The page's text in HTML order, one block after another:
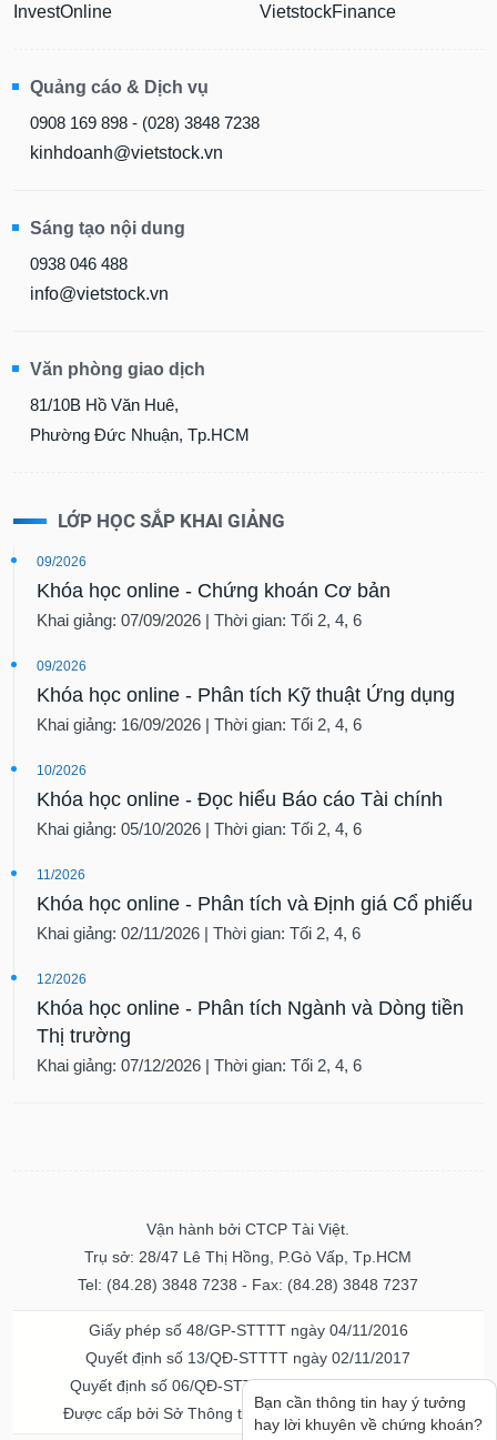
InvestOnline
VietstockFinance
Quảng cáo & Dịch vụ
0908 169 898 - (028) 3848 7238
kinhdoanh@vietstock.vn
Sáng tạo nội dung
0938 046 488
info@vietstock.vn
Văn phòng giao dịch
81/10B Hồ Văn Huê,
Phường Đức Nhuận, Tp.HCM
LỚP HỌC SẮP KHAI GIẢNG
09/2026
Khóa học online - Chứng khoán Cơ bản
Khai giảng: 07/09/2026 | Thời gian: Tối 2, 4, 6
09/2026
Khóa học online - Phân tích Kỹ thuật Ứng dụng
Khai giảng: 16/09/2026 | Thời gian: Tối 2, 4, 6
10/2026
Khóa học online - Đọc hiểu Báo cáo Tài chính
Khai giảng: 05/10/2026 | Thời gian: Tối 2, 4, 6
11/2026
Khóa học online - Phân tích và Định giá Cổ phiếu
Khai giảng: 02/11/2026 | Thời gian: Tối 2, 4, 6
12/2026
Khóa học online - Phân tích Ngành và Dòng tiền
Thị trường
Khai giảng: 07/12/2026 | Thời gian: Tối 2, 4, 6
Vận hành bởi CTCP Tài Việt.
Trụ sở: 28/47 Lê Thị Hồng, P.Gò Vấp, Tp.HCM
Tel: (84.28) 3848 7238 - Fax: (84.28) 3848 7237
Giấy phép số 48/GP-STTTT ngày 04/11/2016
Quyết định số 13/QĐ-STTTT ngày 02/11/2017
Quyết định số 06/QĐ-STTTT-ICP ngày 20/07/2023
Được cấp bởi Sở Thông tin và Truyền thông TPHCM
Bạn cần thông tin hay ý tưởng
hay lời khuyên về chứng khoán?